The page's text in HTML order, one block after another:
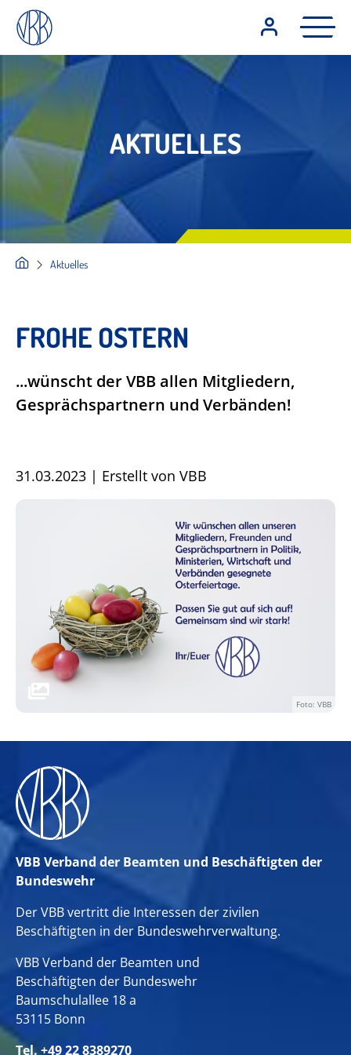
AKTUELLES
Aktuelles
FROHE OSTERN
...wünscht der VBB allen Mitgliedern,
Gesprächspartnern und Verbänden!
31.03.2023 | Erstellt von VBB
Foto: VBB
VBB Verband der Beamten und Beschäftigten der
Bundeswehr
Der VBB vertritt die Interessen der zivilen
Beschäftigten in der Bundeswehrverwaltung.
VBB Verband der Beamten und
Beschäftigten der Bundeswehr
Baumschulallee 18 a
53115 Bonn
Tel. +49 22 8389270